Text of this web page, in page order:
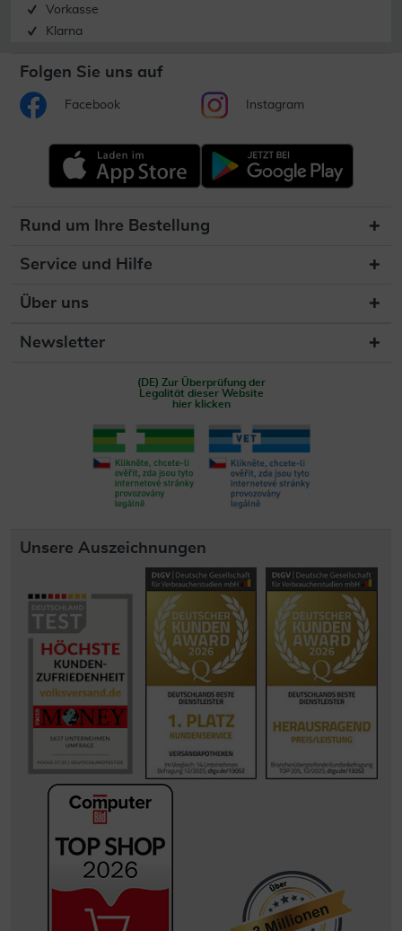
Vorkasse
Klarna
Folgen Sie uns auf
Facebook Instagram
Rund um Ihre Bestellung
Service und Hilfe
Über uns
Newsletter
(DE) Zur Überprüfung der
Legalität dieser Website
hier klicken
Unsere Auszeichnungen